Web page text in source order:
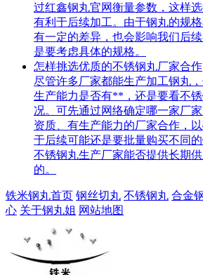
过红鑫钢丸官网衡量参数，这样
有利于后续加工。由于钢丸的规
有一定的差异，也会影响我们后
是要考虑具体的规格。
怎样挑选优质的不锈钢丸厂家合作
尽管许多厂家都能生产加工钢丸
生产能力是否有**，还是要看不
况。可先通过网络确定哪一家厂
资质、有生产能力的厂家合作，
于后续可能还是要批量购买不同
不锈钢丸生产厂家能否提供长期
的。
铁米钢丸首页 钢丝切丸 不锈钢丸 合金
心 关于钢丸姐 网站地图